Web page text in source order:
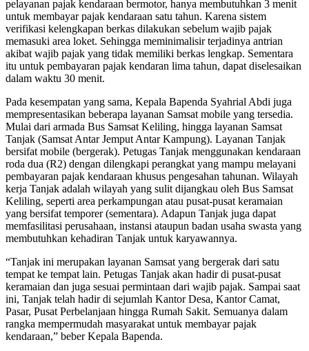
pelayanan pajak kendaraan bermotor, hanya membutuhkan 3 menit
untuk membayar pajak kendaraan satu tahun. Karena sistem
verifikasi kelengkapan berkas dilakukan sebelum wajib pajak
memasuki area loket. Sehingga meminimalisir terjadinya antrian
akibat wajib pajak yang tidak memiliki berkas lengkap. Sementara
itu untuk pembayaran pajak kendaran lima tahun, dapat diselesaikan
dalam waktu 30 menit.
Pada kesempatan yang sama, Kepala Bapenda Syahrial Abdi juga
mempresentasikan beberapa layanan Samsat mobile yang tersedia.
Mulai dari armada Bus Samsat Keliling, hingga layanan Samsat
Tanjak (Samsat Antar Jemput Antar Kampung). Layanan Tanjak
bersifat mobile (bergerak). Petugas Tanjak menggunakan kendaraan
roda dua (R2) dengan dilengkapi perangkat yang mampu melayani
pembayaran pajak kendaraan khusus pengesahan tahunan. Wilayah
kerja Tanjak adalah wilayah yang sulit dijangkau oleh Bus Samsat
Keliling, seperti area perkampungan atau pusat-pusat keramaian
yang bersifat temporer (sementara). Adapun Tanjak juga dapat
memfasilitasi perusahaan, instansi ataupun badan usaha swasta yang
membutuhkan kehadiran Tanjak untuk karyawannya.
“Tanjak ini merupakan layanan Samsat yang bergerak dari satu
tempat ke tempat lain. Petugas Tanjak akan hadir di pusat-pusat
keramaian dan juga sesuai permintaan dari wajib pajak. Sampai saat
ini, Tanjak telah hadir di sejumlah Kantor Desa, Kantor Camat,
Pasar, Pusat Perbelanjaan hingga Rumah Sakit. Semuanya dalam
rangka mempermudah masyarakat untuk membayar pajak
kendaraan,” beber Kepala Bapenda.